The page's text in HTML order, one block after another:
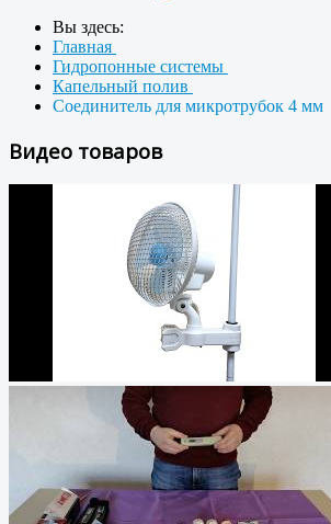
Вы здесь:
Главная
Гидропонные системы
Капельный полив
Соединитель для микротрубок 4 мм
Видео товаров